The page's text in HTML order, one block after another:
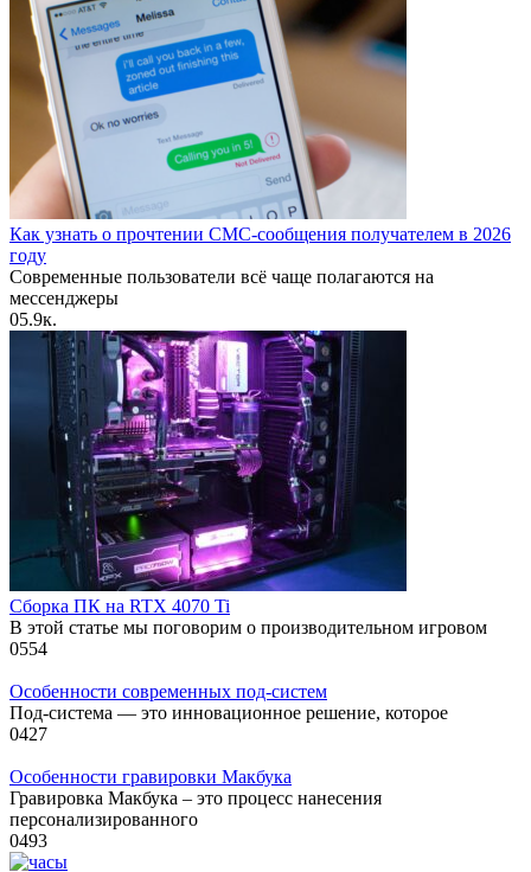
Как узнать о прочтении СМС-сообщения получателем в 2026
году
Современные пользователи всё чаще полагаются на
мессенджеры
05.9к.
Сборка ПК на RTX 4070 Ti
В этой статье мы поговорим о производительном игровом
0554
Особенности современных под-систем
Под-система — это инновационное решение, которое
0427
Особенности гравировки Макбука
Гравировка Макбука – это процесс нанесения
персонализированного
0493